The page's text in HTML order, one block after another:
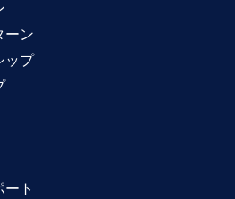
ーン
ップ
ト